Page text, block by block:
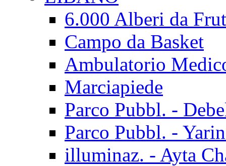
6.000 Alberi da
Campo da Basket
Ambulatorio
Marciapiede
Parco Pubbl. -
Parco Pubbl. -
illuminaz. - Ayta